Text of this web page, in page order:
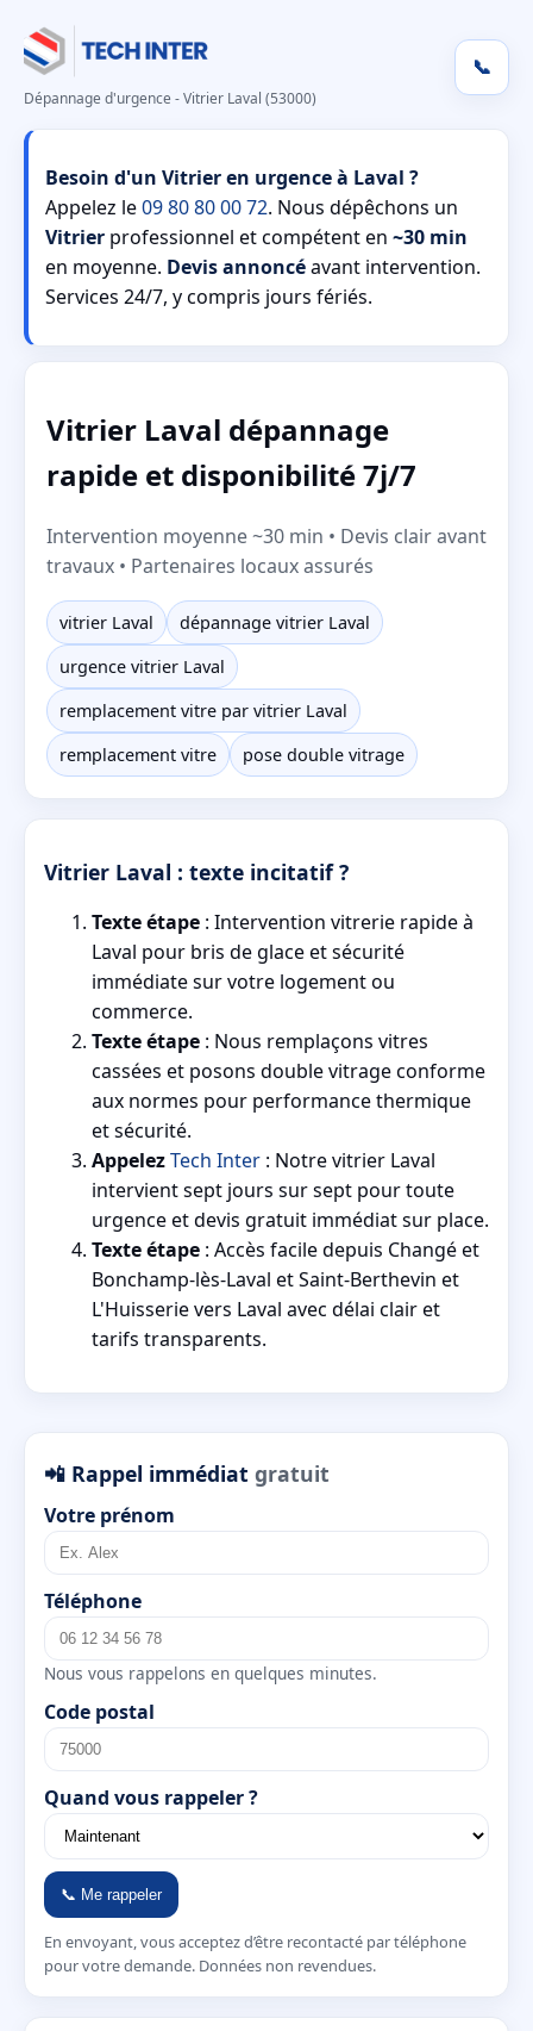
Dépannage d'urgence - Vitrier Laval (53000)
📞
Besoin d'un Vitrier en urgence à Laval ?
Appelez le09 80 80 00 72. Nous dépêchons un
Vitrier professionnel et compétent en ~30 min
en moyenne. Devis annoncéavant intervention.
Services 24/7, y compris jours fériés.
Vitrier Laval dépannage
rapide et disponibilité 7j/7
Intervention moyenne ~30 min • Devis clair avant
travaux • Partenaires locaux assurés
vitrier Laval
dépannage vitrier Laval
urgence vitrier Laval
remplacement vitre par vitrier Laval
remplacement vitre
pose double vitrage
Vitrier Laval : texte incitatif ?
Texte étape : Intervention vitrerie rapide à
Laval pour bris de glace et sécurité
immédiate sur votre logement ou
commerce.
Texte étape : Nous remplaçons vitres
cassées et posons double vitrage conforme
aux normes pour performance thermique
et sécurité.
AppelezTech Inter : Notre vitrier Laval
intervient sept jours sur sept pour toute
urgence et devis gratuit immédiat sur place.
Texte étape : Accès facile depuis Changé et
Bonchamp-lès-Laval et Saint-Berthevin et
L'Huisserie vers Laval avec délai clair et
tarifs transparents.
📲 Rappel immédiat gratuit
Votre prénom
Téléphone
Nous vous rappelons en quelques minutes.
Code postal
Quand vous rappeler ?
📞 Me rappeler
En envoyant, vous acceptez d’être recontacté par téléphone
pour votre demande. Données non revendues.